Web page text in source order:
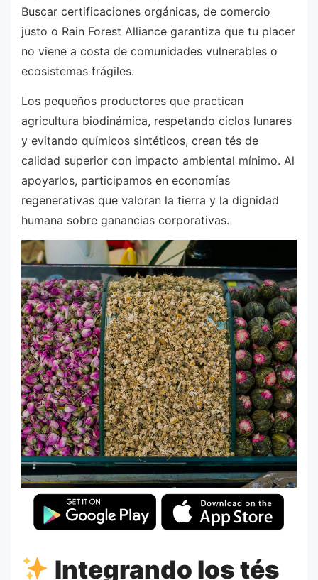
Buscar certificaciones orgánicas, de comercio
justo o Rain Forest Alliance garantiza que tu placer
no viene a costa de comunidades vulnerables o
ecosistemas frágiles.
Los pequeños productores que practican
agricultura biodinámica, respetando ciclos lunares
y evitando químicos sintéticos, crean tés de
calidad superior con impacto ambiental mínimo. Al
apoyarlos, participamos en economías
regenerativas que valoran la tierra y la dignidad
humana sobre ganancias corporativas.
Integrando los tés